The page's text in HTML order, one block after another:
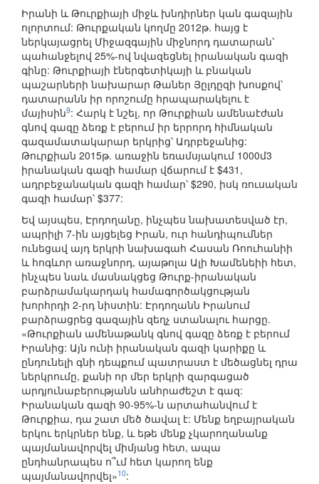
Իրանի և Թուրքիայի միջև խնդիրներ կան գազային
ոլորտում: Թուրքական կողմը 2012թ. հայց է
ներկայացրել Միջազգային միջնորդ դատարան՝
պահանջելով 25%-ով նվազեցնել իրանական գազի
գինը: Թուրքիայի էներգետիկայի և բնական
պաշարների նախարար Թաներ Յըլդըզի խոսքով՝
դատարանն իր որոշումը հրապարակելու է
մայիսին9: Հարկ է նշել, որ Թուրքիան ամենաէժան
գնով գազը ձեռք է բերում իր երրորդ հիմնական
գազամատակարար երկրից՝ Ադրբեջանից:
Թուրքիան 2015թ. առաջին եռամսյակում 1000մ3
իրանական գազի համար վճարում է $431,
ադրբեջանական գազի համար՝ $290, իսկ ռուսական
գազի համար՝ $377:
Եվ այսպես, Էրդողանը, ինչպես նախատեսված էր,
ապրիլի 7-ին այցելեց Իրան, ուր հանդիպումներ
ունեցավ այդ երկրի նախագահ Հասան Ռոուհանիի
և հոգևոր առաջնորդ, այաթոլա Ալի Խամենեիի հետ,
ինչպես նաև մասնակցեց Թուրք-իրանական
բարձրամակարդակ համագործակցության
խորհրդի 2-րդ նիստին: Էրդողանն Իրանում
բարձրացրեց գազային զեղչ ստանալու հարցը.
«Թուրքիան ամենաթանկ գնով գազը ձեռք է բերում
Իրանից: Այն ունի իրանական գազի կարիքը և
ընդունելի գնի դեպքում պատրաստ է մեծացնել դրա
ներկրումը, քանի որ մեր երկրի զարգացած
արդյունաբերությանն անհրաժեշտ է գազ:
Իրանական գազի 90-95%-ն արտահանվում է
Թուրքիա, դա շատ մեծ ծավալ է: Մենք եղբայրական
երկու երկրներ ենք, և եթե մենք չկարողանանք
պայմանավորվել միմյանց հետ, ապա
ընդհանրապես ո՞ւմ հետ կարող ենք
պայմանավորվել»10: